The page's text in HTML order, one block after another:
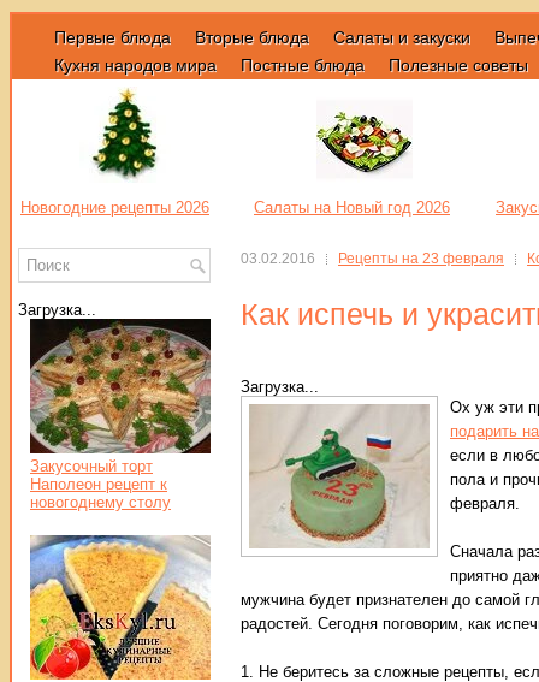
Первые блюда Вторые блюда Салаты и закуски
Кухня народов мира
Постные блюда Полезные советы
Новогодние рецепты 2026 Салаты на Новый год 2026
03.02.2016 Рецепты на 23 февраля
Как испечь и
Загрузка...
Ох уж эти
подарить
если в
пола и
февраля.
Сначала
приятно
мужчина будет признателен до самой
радостей. Сегодня поговорим, как
1. Не беритесь за сложные рецепты,
Загрузка...
Закусочный торт
Наполеон рецепт к
новогоднему столу